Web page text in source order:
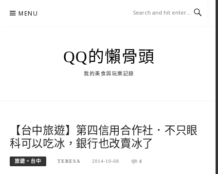
MENU
QQ的懶骨頭
我的美食與玩樂記錄
【台中旅遊】第四信用合作社．不只眼
科可以吃冰，銀行也改賣冰了
旅遊。台中 TERESA 2014-10-08 4